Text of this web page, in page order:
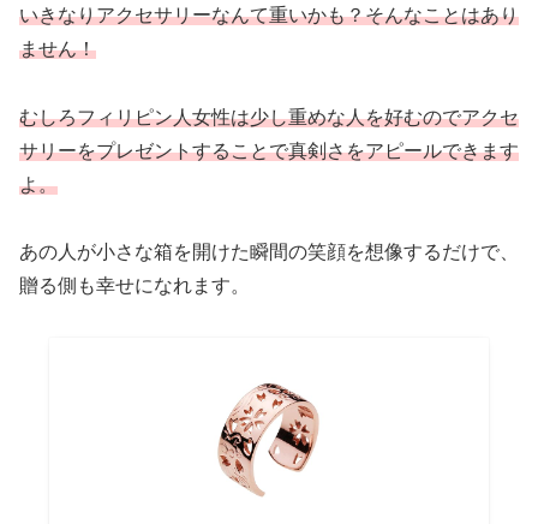
いきなりアクセサリーなんて重いかも？そんなことはあり
ません！
むしろフィリピン人女性は少し重めな人を好むのでアクセ
サリーをプレゼントすることで真剣さをアピールできます
よ。
あの人が小さな箱を開けた瞬間の笑顔を想像するだけで、
贈る側も幸せになれます。